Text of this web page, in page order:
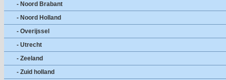
- Noord Brabant
- Noord Holland
- Overijssel
- Utrecht
- Zeeland
- Zuid holland